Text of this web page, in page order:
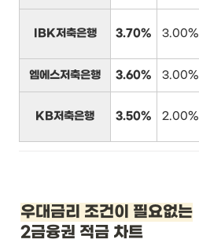
IBK저축은행 3.70% 3.00%
엠에스저축은행 3.60% 3.00%
KB저축은행 3.50% 2.00%
우대금리 조건이 필요없는
2금융권 적금 차트